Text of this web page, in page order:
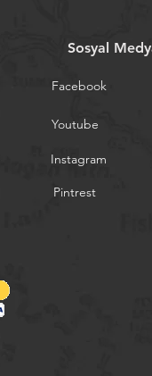
Sosyal
Facebook
Youtube
Instagram
Pintrest